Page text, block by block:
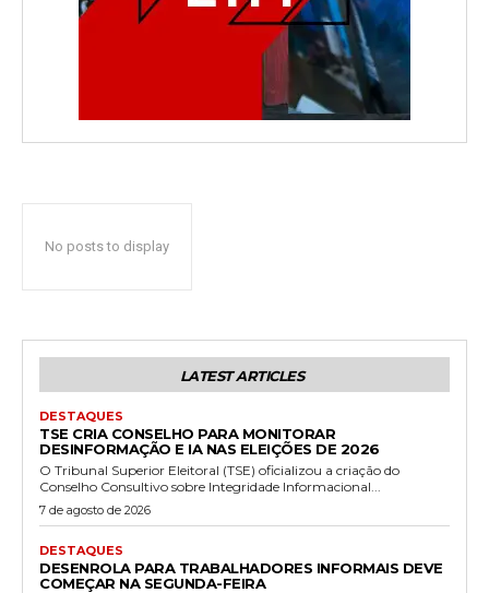
No posts to display
LATEST ARTICLES
DESTAQUES
TSE CRIA CONSELHO PARA MONITORAR
DESINFORMAÇÃO E IA NAS ELEIÇÕES DE 2026
O Tribunal Superior Eleitoral (TSE) oficializou a criação do
Conselho Consultivo sobre Integridade Informacional...
7 de agosto de 2026
DESTAQUES
DESENROLA PARA TRABALHADORES INFORMAIS DEVE
COMEÇAR NA SEGUNDA-FEIRA